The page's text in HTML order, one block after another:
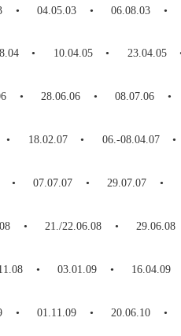
04.05.03 06.08.03
10.04.05 23.04.05
28.06.06 08.07.06
18.02.07 06.-08.04.07
07.07.07 29.07.07
21./22.06.08 29.06.08
03.01.09 16.04.09
01.11.09 20.06.10